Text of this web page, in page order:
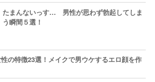
たまんないっす… 男性が思わず勃起してしま
う瞬間５選！
性の特徴23選！メイクで男ウケするエロ顔を作